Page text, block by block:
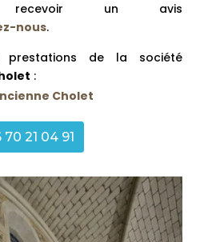
recevoir un avis
nous.
prestations de la société
:
Cholet
70 21 04 91